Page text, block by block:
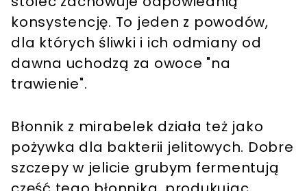
konsystencję. To jeden z powodów,
dla których śliwki i ich odmiany od
dawna uchodzą za owoce "na
trawienie".
Błonnik z mirabelek działa też jako
pożywka dla bakterii jelitowych. Dobre
szczepy w jelicie grubym fermentują